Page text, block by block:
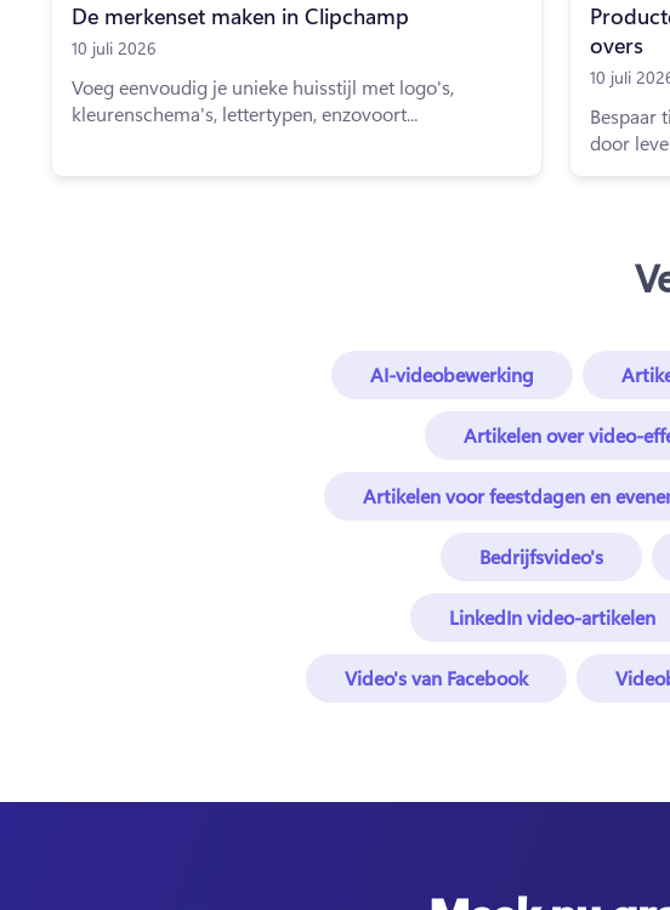
De merkenset maken in Clipchamp
10 juli 2026
Voeg eenvoudig je unieke huisstijl met logo's,
kleurenschema's, lettertypen, enzovoort...
overs
10 juli
Bespaar
door
AI-videobewerking
Artikelen over video-
Artikelen voor feestdagen en
Bedrijfsvideo's
LinkedIn video-artikelen
Video's van Facebook